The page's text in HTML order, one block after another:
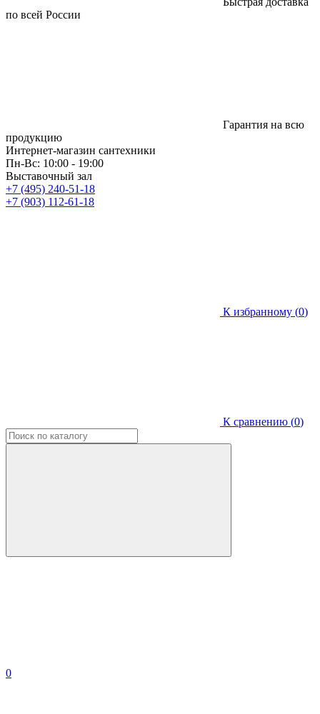
по всей России
Гарантия на всю
продукцию
Интернет-магазин сантехники
Пн-Вс: 10:00 - 19:00
Выставочный зал
+7 (495) 240-51-18
+7 (903) 112-61-18
К избранному (0)
К сравнению (0)
0